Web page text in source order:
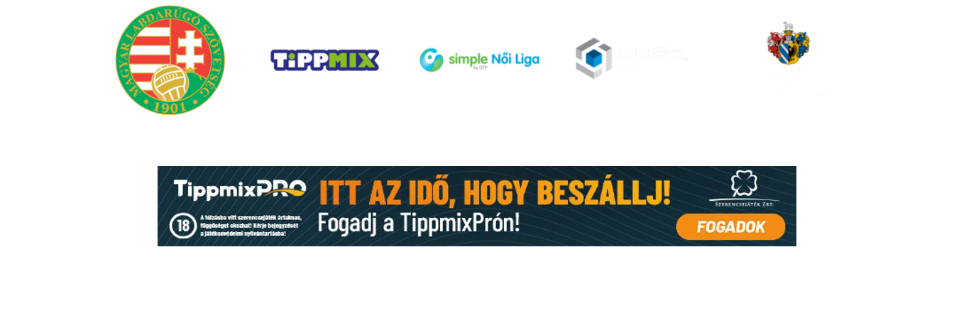
A jelen és a jövő csapatát
építi a Szent Mihály
Videoton ellen